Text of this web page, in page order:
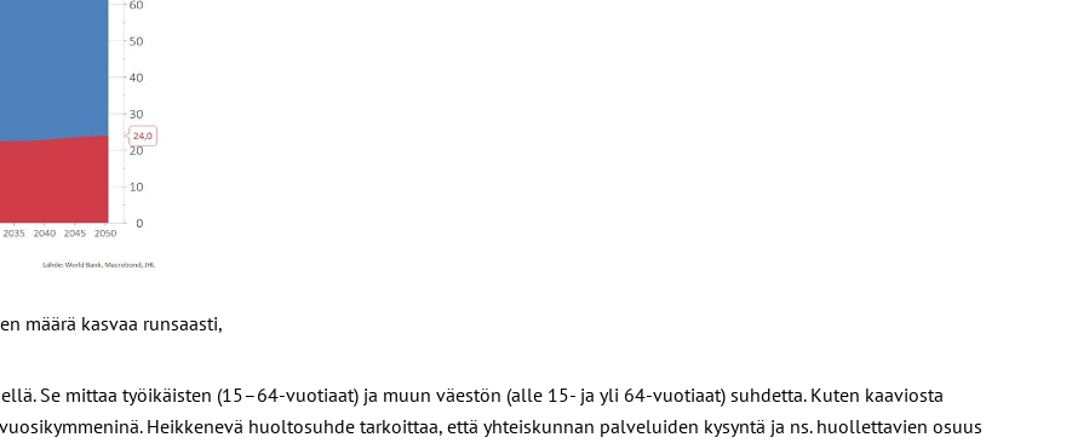
määrä kasvaa runsaasti,
Se mittaa työikäisten (15–64-vuotiaat) ja muun väestön (alle 15- ja yli 64-vuotiaat) suhdetta. Kuten kaaviosta
Heikkenevä huoltosuhde tarkoittaa, että yhteiskunnan palveluiden kysyntä ja ns. huollettavien osuus